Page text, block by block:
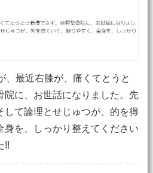
、最近右膝が、痛くてとうと
院に、お世話になりました。先
して論理とせじゅつが、的を得
身を、しっかり整えてください
!!